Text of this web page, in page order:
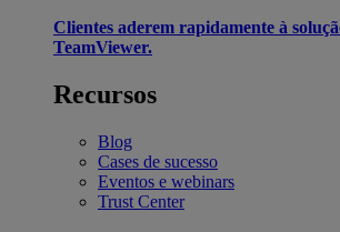
Clientes aderem rapidamente à
TeamViewer.
Recursos
Blog
Cases de sucesso
Eventos e webinars
Trust Center